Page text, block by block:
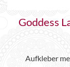
Goddess
Aufkleber